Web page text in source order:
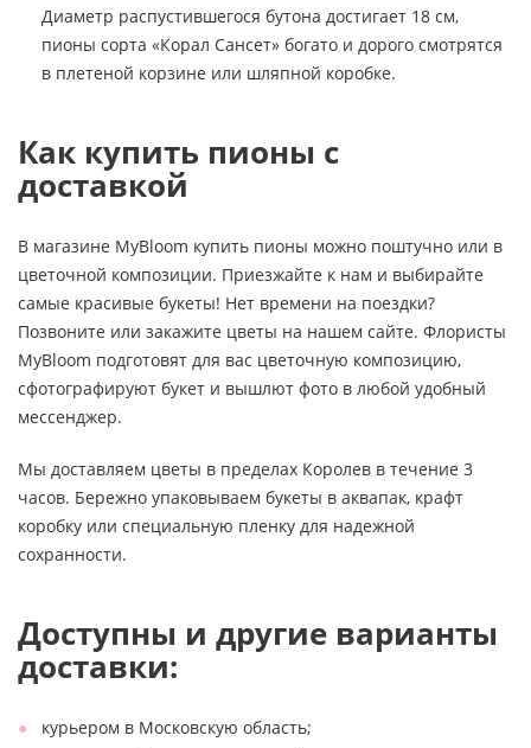
Диаметр распустившегося бутона достигает 18 см,
пионы сорта «Корал Сансет» богато и дорого смотрятся
в плетеной корзине или шляпной коробке.
Как купить пионы с
доставкой
В магазине MyBloom купить пионы можно поштучно или в
цветочной композиции. Приезжайте к нам и выбирайте
самые красивые букеты! Нет времени на поездки?
Позвоните или закажите цветы на нашем сайте. Флористы
MyBloom подготовят для вас цветочную композицию,
сфотографируют букет и вышлют фото в любой удобный
мессенджер.
Мы доставляем цветы в пределах Королев в течение 3
часов. Бережно упаковываем букеты в аквапак, крафт
коробку или специальную пленку для надежной
сохранности.
Доступны и другие варианты
доставки:
курьером в Московскую область;